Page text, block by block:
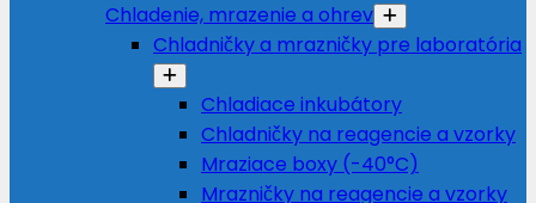
Chladenie, mrazenie a ohrev
Chladničky a mrazničky pre laboratória
Chladiace inkubátory
Chladničky na reagencie a vzorky
Mraziace boxy (-40°C)
Mrazničky na reagencie a vzorky